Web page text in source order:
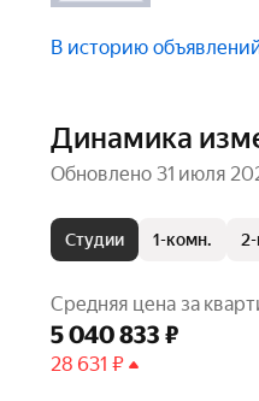
В историю
Динамика
Обновлено 31 июля
Студии 1-комн.
Средняя цена за
5 040 833 ₽
28 631 ₽